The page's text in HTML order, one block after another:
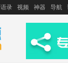
语录 视频 神器 导航